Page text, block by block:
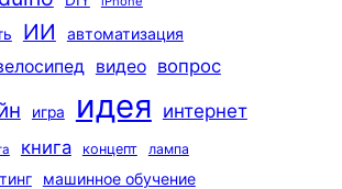
ИИ автоматизация
видео вопрос
игра идея интернет
книга концепт лампа
машинное обучение